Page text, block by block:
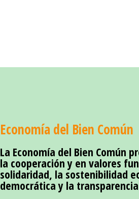
Economía del Bien Común
La Economía del Bien Común
la cooperación y en valores
solidaridad, la sostenibilidad
democrática y la